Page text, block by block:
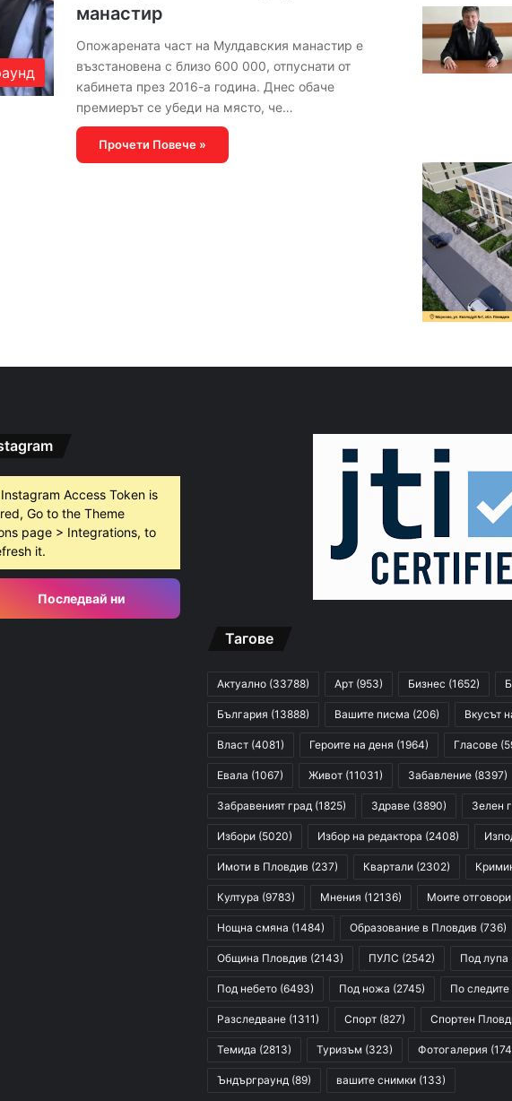
манастир
Опожарената част на Мулдавския манастир е
възстановена с близо 600 000, отпуснати от
кабинета през 2016-а година. Днес обаче
премиерът се убеди на място, че…
Прочети Повече »
Access Token is
Go to the Theme
page > Integrations, to
it.
Последвай ни
Тагове
Актуално (33788) Арт (953) Бизнес (1652)
България (13888) Вашите писма (206) Вкусът
Власт (4081) Героите на деня (1964) Гласове
Евала (1067) Живот (11031) Забавление (8397)
Забравеният град (1825) Здраве (3890) Зелен
Избори (5020) Избор на редактора (2408)
Имоти в Пловдив (237) Квартали (2302)
Култура (9783) Мнения (12136) Моите отговори
Нощна смяна (1484) Образование в Пловдив (736)
Община Пловдив (2143) ПУЛС (2542) Под лупа
Под небето (6493) Под ножа (2745) По следите
Разследване (1311) Спорт (827) Спортен
Темида (2813) Туризъм (323) Фотогалерия
Ъндърграунд (89) вашите снимки (133)